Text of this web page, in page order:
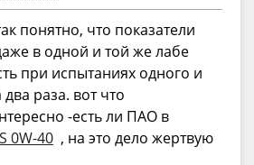
понятно, что показатели
в одной и той же лабе
при испытаниях одного и
раза. вот что
-есть ли ПАО в
0W-40 , на это дело жертвую